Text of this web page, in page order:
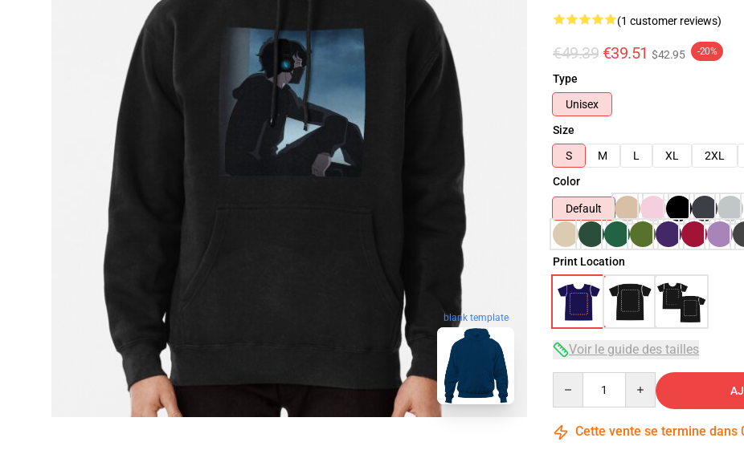
blank template
(1 customer reviews)
€49.39 €39.51 $42.95 -20%
Type
Unisex
Size
S
M L XL 2XL
Color
Default
Print Location
Voir le guide des tailles
Cette vente se termine dans